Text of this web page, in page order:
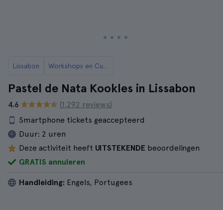
Lissabon Workshops en Cursussen in Lissabon
Pastel de Nata Kookles in Lissabon
4.6
(1.292 reviews)
Smartphone tickets geaccepteerd
Duur: 2 uren
Deze activiteit heeft UITSTEKENDE beoordelingen
GRATIS annuleren
Handleiding: Engels, Portugees